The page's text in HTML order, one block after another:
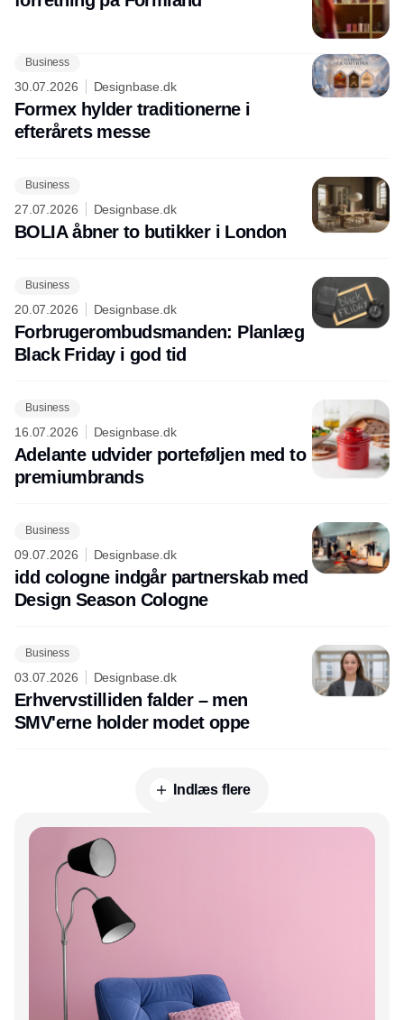
Business
30.07.2026 Designbase.dk
Formex hylder traditionerne i
efterårets messe
Business
27.07.2026 Designbase.dk
BOLIA åbner to butikker i London
Business
20.07.2026 Designbase.dk
Forbrugerombudsmanden: Planlæg
Black Friday i god tid
Business
16.07.2026 Designbase.dk
Adelante udvider porteføljen med to
premiumbrands
Business
09.07.2026 Designbase.dk
idd cologne indgår partnerskab med
Design Season Cologne
Business
03.07.2026 Designbase.dk
Erhvervstilliden falder – men
SMV'erne holder modet oppe
Indlæs flere
Annonce